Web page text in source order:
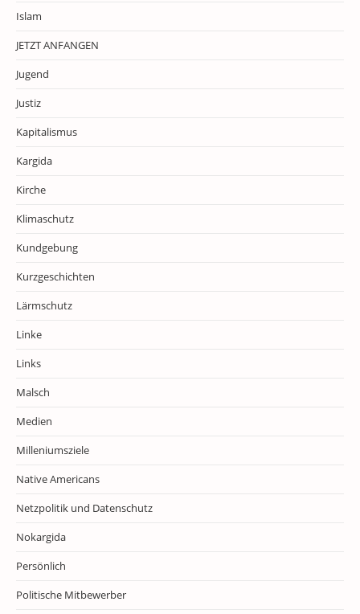
Islam
JETZT ANFANGEN
Jugend
Justiz
Kapitalismus
Kargida
Kirche
Klimaschutz
Kundgebung
Kurzgeschichten
Lärmschutz
Linke
Links
Malsch
Medien
Milleniumsziele
Native Americans
Netzpolitik und Datenschutz
Nokargida
Persönlich
Politische Mitbewerber